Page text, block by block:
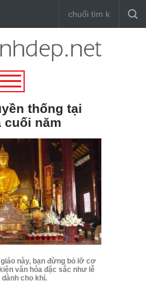
thống tại
cuối năm
này, bạn đừng bỏ lỡ cơ
văn hóa đặc sắc như lễ
cho khỉ.